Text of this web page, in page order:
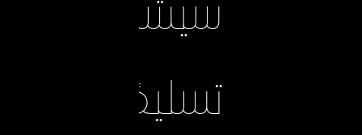
سيشكل
تسليمًا